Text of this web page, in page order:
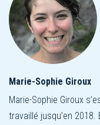
Marie-Sophie Giroux
Marie-Sophie Giroux
travaillé jusqu’en